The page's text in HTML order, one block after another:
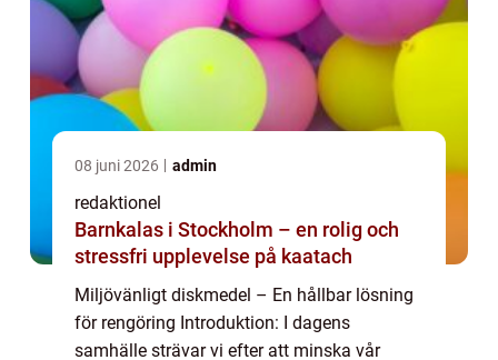
08 juni 2026 admin
redaktionel
Barnkalas i Stockholm – en rolig och
stressfri upplevelse på kaatach
Miljövänligt diskmedel – En hållbar lösning
för rengöring Introduktion: I dagens
samhälle strävar vi efter att minska vår